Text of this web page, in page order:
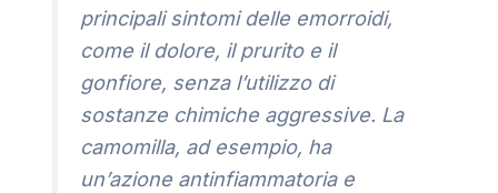
principali sintomi delle emorroidi,
come il dolore, il prurito e il
gonfiore, senza l’utilizzo di
sostanze chimiche aggressive. La
camomilla, ad esempio, ha
un’azione antinfiammatoria e